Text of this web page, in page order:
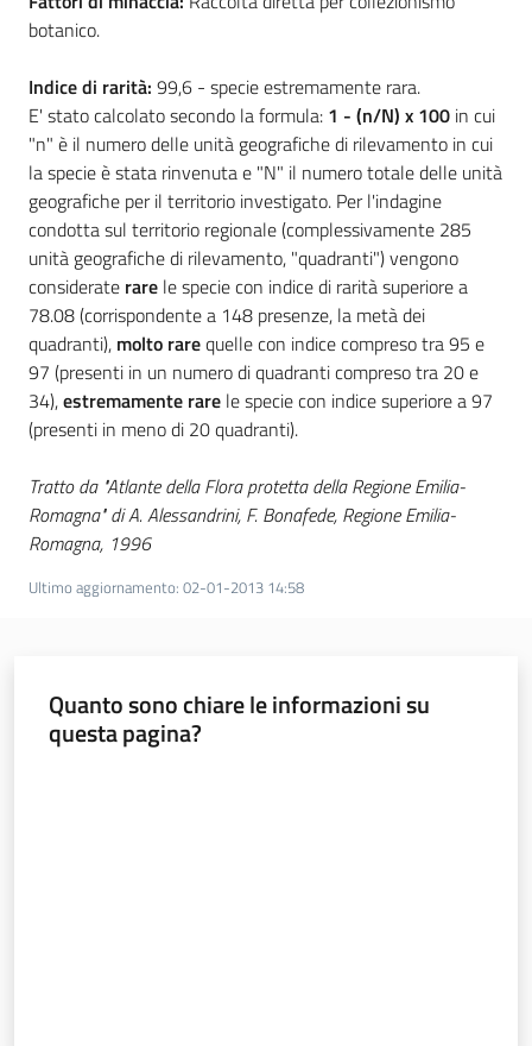
Ambiente
Argomenti
Novità
Servizi
Leggi Atti Bandi
Progetti
botanico.
Indice di rarità: 99,6 - specie estremamente rara.
E' stato calcolato secondo la formula: 1 - (n/N) x 100 in cui
"n" è il numero delle unità geografiche di rilevamento in cui
la specie è stata rinvenuta e "N" il numero totale delle unità
geografiche per il territorio investigato. Per l'indagine
condotta sul territorio regionale (complessivamente 285
unità geografiche di rilevamento, "quadranti") vengono
considerate rare le specie con indice di rarità superiore a
78.08 (corrispondente a 148 presenze, la metà dei
quadranti), molto rarequelle con indice compreso tra 95 e
97 (presenti in un numero di quadranti compreso tra 20 e
34),estremamente rare le specie con indice superiore a 97
(presenti in meno di 20 quadranti).
Tratto da "Atlante della Flora protetta della Regione Emilia-
Romagna" di A. Alessandrini, F. Bonafede, Regione Emilia-
Romagna, 1996
Ultimo aggiornamento: 02-01-2013 14:58
Quanto sono chiare le informazioni su
questa pagina?